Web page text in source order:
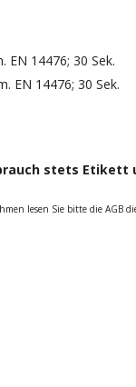
EN 14476; 30 Sek.
EN 14476; 30 Sek.
stets Etikett
lesen Sie bitte die AGB